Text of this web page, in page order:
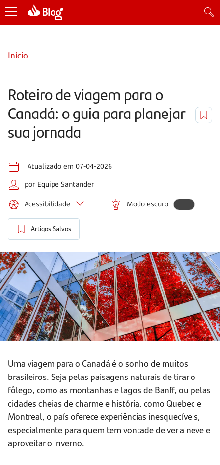
Início
Roteiro de viagem para o
Canadá: o guia para planejar
sua jornada
Atualizado em 07-04-2026
por Equipe Santander
Acessibilidade Modo escuro
Artigos Salvos
Uma viagem para o Canadá é o sonho de muitos
brasileiros. Seja pelas paisagens naturais de tirar o
fôlego, como as montanhas e lagos de Banff, ou pelas
cidades cheias de charme e história, como Quebec e
Montreal, o país oferece experiências inesquecíveis,
especialmente para quem tem vontade de ver a neve e
aproveitar o inverno.